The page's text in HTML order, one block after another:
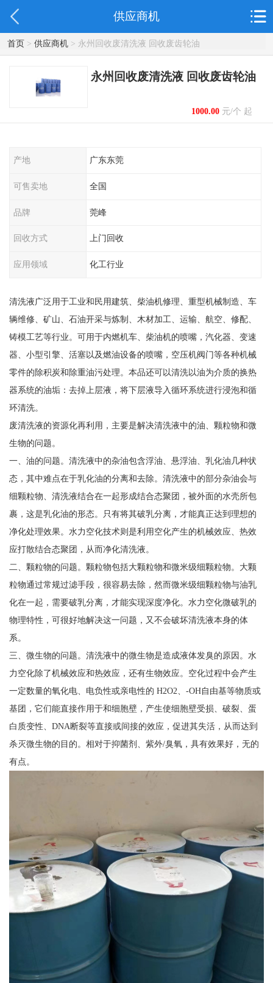
供应商机
首页> 供应商机> 永州回收废清洗液 回收废齿轮油
永州回收废清洗液 回收废齿轮油
1000.00元/个 起
产地 广东东莞
可售卖地 全国
品牌 莞峰
回收方式 上门回收
应用领域 化工行业
清洗液广泛用于工业和民用建筑、柴油机修理、重型机械制造、车
辆维修、矿山、石油开采与炼制、木材加工、运输、航空、修配、
铸模工艺等行业。可用于内燃机车、柴油机的喷嘴，汽化器、变速
器、小型引擎、活塞以及燃油设备的喷嘴，空压机阀门等各种机械
零件的除积炭和除重油污处理。本品还可以清洗以油为介质的换热
器系统的油垢：去掉上层液，将下层液导入循环系统进行浸泡和循
环清洗。
废清洗液的资源化再利用，主要是解决清洗液中的油、颗粒物和微
生物的问题。
一、油的问题。清洗液中的杂油包含浮油、悬浮油、乳化油几种状
态，其中难点在于乳化油的分离和去除。清洗液中的部分杂油会与
细颗粒物、清洗液结合在一起形成结合态聚团，被外面的水壳所包
裹，这是乳化油的形态。只有将其破乳分离，才能真正达到理想的
净化处理效果。水力空化技术则是利用空化产生的机械效应、热效
应打散结合态聚团，从而净化清洗液。
二、颗粒物的问题。颗粒物包括大颗粒物和微米级细颗粒物。大颗
粒物通过常规过滤手段，很容易去除，然而微米级细颗粒物与油乳
化在一起，需要破乳分离，才能实现深度净化。水力空化微破乳的
物理特性，可很好地解决这一问题，又不会破坏清洗液本身的体
系。
三、微生物的问题。清洗液中的微生物是造成液体发臭的原因。水
力空化除了机械效应和热效应，还有生物效应。空化过程中会产生
一定数量的氧化电、电负性或亲电性的 H2O2、-OH自由基等物质或
基团，它们能直接作用于和细胞壁，产生使细胞壁受损、破裂、蛋
白质变性、DNA断裂等直接或间接的效应，促进其失活，从而达到
杀灭微生物的目的。相对于抑菌剂、紫外/臭氧，具有效果好，无的
有点。